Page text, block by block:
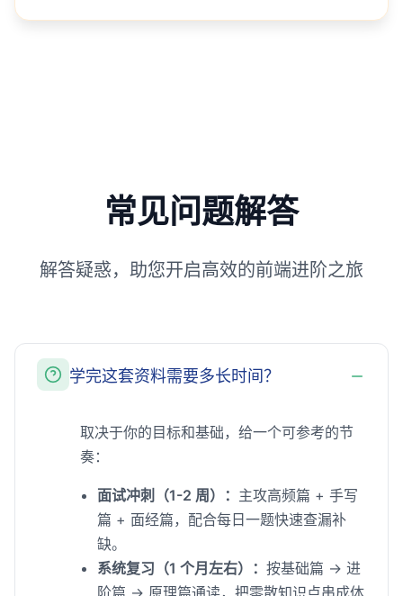
常见问题解答
解答疑惑，助您开启高效的前端进阶之旅
学完这套资料需要多长时间？
取决于你的目标和基础，给一个可参考的节
奏：
面试冲刺（1-2 周）： 主攻高频篇 + 手写
篇 + 面经篇，配合每日一题快速查漏补
缺。
系统复习（1 个月左右）：按基础篇 → 进